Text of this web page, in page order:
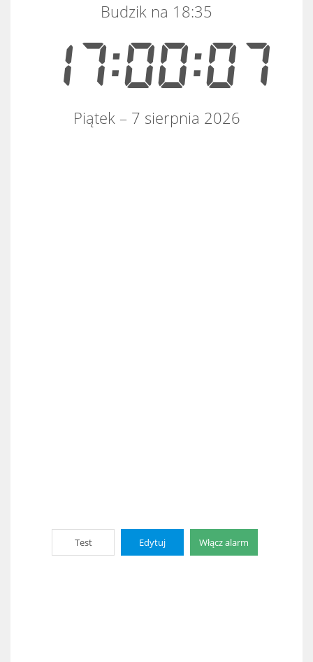
17:00:07
Budzik na 18:35
Piątek – 7 sierpnia 2026
Test Edytuj Włącz alarm